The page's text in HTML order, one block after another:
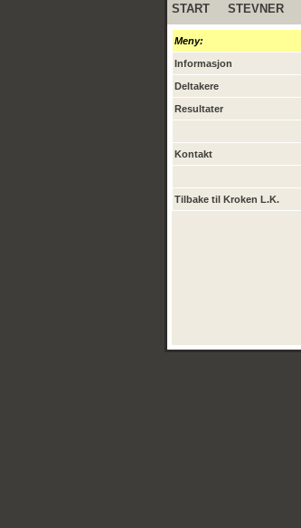
START STEVNER
Meny:
Informasjon
Deltakere
Resultater
Kontakt
Tilbake til Kroken L.K.